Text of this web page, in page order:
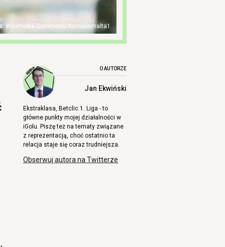
Wikimedia Commons/Acmilanmalta1
O AUTORZE
Jan Ekwiński
Ekstraklasa, Betclic 1. Liga - to
główne punkty mojej działalności w
iGolu. Piszę też na tematy związane
z reprezentacją, choć ostatnio ta
relacja staje się coraz trudniejsza.
Obserwuj autora na Twitterze